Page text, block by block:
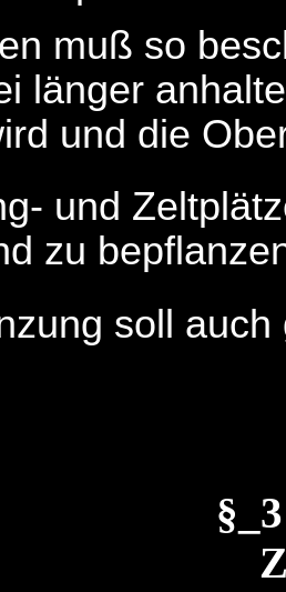
muß so
länger
und die
und
zu
soll